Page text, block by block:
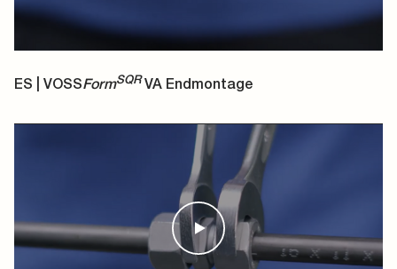
ES | VOSSFormSQRVA Endmontage